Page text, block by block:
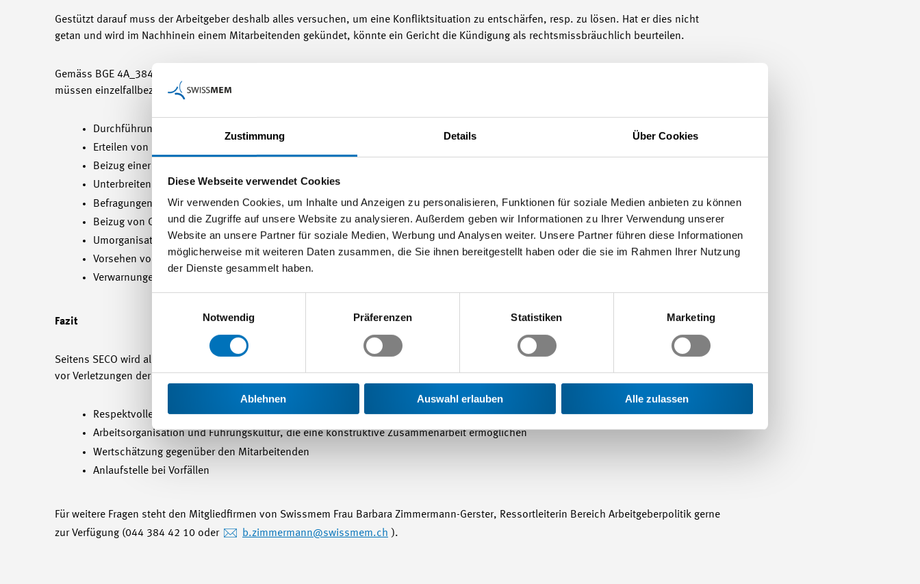
Zustimmung Details Über Cookies
Diese Webseite verwendet Cookies
Wir verwenden Cookies, um Inhalte und Anzeigen zu personalisieren, Funktionen für soziale Medien anbieten zu können
und die Zugriffe auf unsere Website zu analysieren. Außerdem geben wir Informationen zu Ihrer Verwendung unserer
Website an unsere Partner für soziale Medien, Werbung und Analysen weiter. Unsere Partner führen diese Informationen
möglicherweise mit weiteren Daten zusammen, die Sie ihnen bereitgestellt haben oder die sie im Rahmen Ihrer Nutzung
der Dienste gesammelt haben.
Notwendig
Präferenzen Statistiken Marketing
Ablehnen Auswahl erlauben Alle zulassen
Gestützt darauf muss der Arbeitgeber deshalb alles versuchen, um eine Konfliktsituation zu entschärfen, resp. zu lösen. Hat er dies nicht
getan und wird im Nachhinein einem Mitarbeitenden gekündet, könnte ein Gericht die Kündigung als rechtsmissbräuchlich beurteilen.
Gemäss BGE 4A_384/2014 vom 12.11.2014, Erw. 4.2.2. gelten untenstehende Massnahmen als dazu geeignet; deren Umfang und Intensität
müssen einzelfallbezogen im Rahmen einer Gesamtwürdigung der Umstände geprüft werden:
Durchführung von Einzel- und Gruppengesprächen mit den Konfliktbeteiligten
Erteilen von konkreten Verhaltensanweisungen
Beizug einer Vertrauensstelle oder einer externen Beratungsunternehmung zwecks Teamcoaching
Unterbreiten von Vorschlägen zur endgültigen Beilegung des Streits
Befragungen, Aussprachen, Teamsitzungen
Beizug von Coaches und Mediatoren
Umorganisation der Arbeitsabläufe
Vorsehen von Zielvorgaben
Verwarnungen und interne Versetzungen
Fazit
Seitens SECO wird als wichtigste Präventionsmassnahme deshalb auch empfohlen, dass die Geschäftsleitung eine klare Position zum Schutz
vor Verletzungen der persönlichen Integrität einnimmt. Zusammengefasst ist auf folgende Punkte besonders Wert zu legen:
Respektvoller Umgang im Unternehmen
Arbeitsorganisation und Führungskultur, die eine konstruktive Zusammenarbeit ermöglichen
Wertschätzung gegenüber den Mitarbeitenden
Anlaufstelle bei Vorfällen
Für weitere Fragen steht den Mitgliedfirmen von Swissmem Frau Barbara Zimmermann-Gerster, Ressortleiterin Bereich Arbeitgeberpolitik gerne
zur Verfügung (044 384 42 10 oder
b.zimmermann@swissmem.ch ).